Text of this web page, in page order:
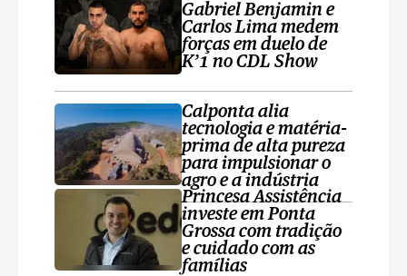
Gabriel Benjamin e
Carlos Lima medem
forças em duelo de
K’1 no CDL Show
Calponta alia
tecnologia e matéria-
prima de alta pureza
para impulsionar o
agro e a indústria
Princesa Assistência
investe em Ponta
Grossa com tradição
e cuidado com as
famílias